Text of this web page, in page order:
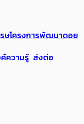
ษโครงการพัฒนาดอย
ค์ความรู้ ส่งต่อ